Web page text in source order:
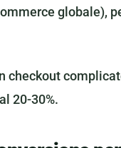
globale),
checkout
20-30%.